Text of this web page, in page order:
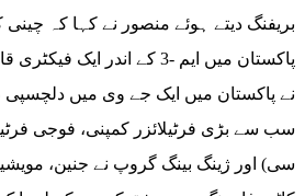
بریفنگ دیتے ہوئے منصور نے کہا کہ
پاکستان میں ایم -3 کے اندر
نے پاکستان میں ایک جے وی میں
سب سے بڑی فرٹیلائزر کمپنی، فوجی
سی) اور ژینگ بینگ گروپ نے جنین،